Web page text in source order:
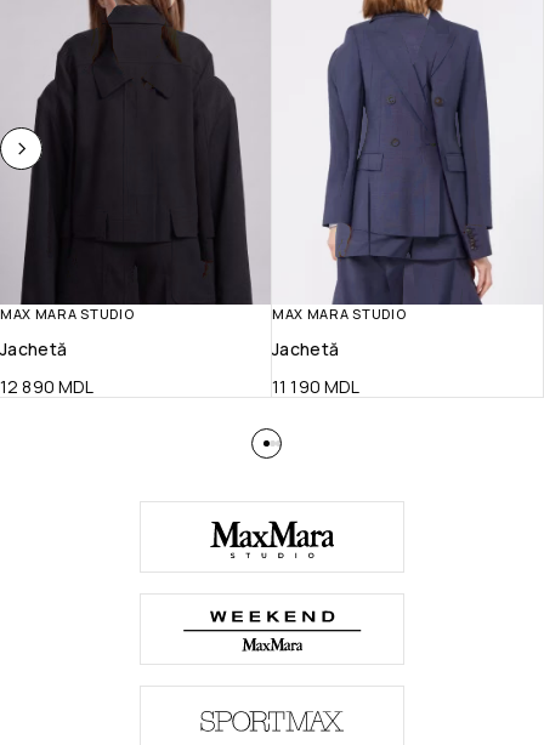
MAX MARA STUDIO
Jachetă
12 890 MDL
MAX MARA STUDIO
Jachetă
11 190 MDL